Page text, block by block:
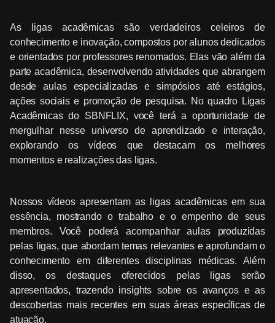
As ligas acadêmicas são verdadeiros celeiros de
conhecimento e inovação, compostos por alunos dedicados
e orientados por professores renomados. Elas vão além da
parte acadêmica, desenvolvendo atividades que abrangem
desde aulas especializadas e simpósios até estágios,
ações sociais e promoção de pesquisa. No quadro Ligas
Acadêmicas do SBNFLIX, você terá a oportunidade de
mergulhar nesse universo de aprendizado e interação,
explorando os vídeos que destacam os melhores
momentos e realizações das ligas.
Nossos vídeos apresentam as ligas acadêmicas em sua
essência, mostrando o trabalho e o empenho de seus
membros. Você poderá acompanhar aulas produzidas
pelas ligas, que abordam temas relevantes e aprofundam o
conhecimento em diferentes disciplinas médicas. Além
disso, os destaques oferecidos pelas ligas serão
apresentados, trazendo insights sobre os avanços e as
descobertas mais recentes em suas áreas específicas de
atuação.